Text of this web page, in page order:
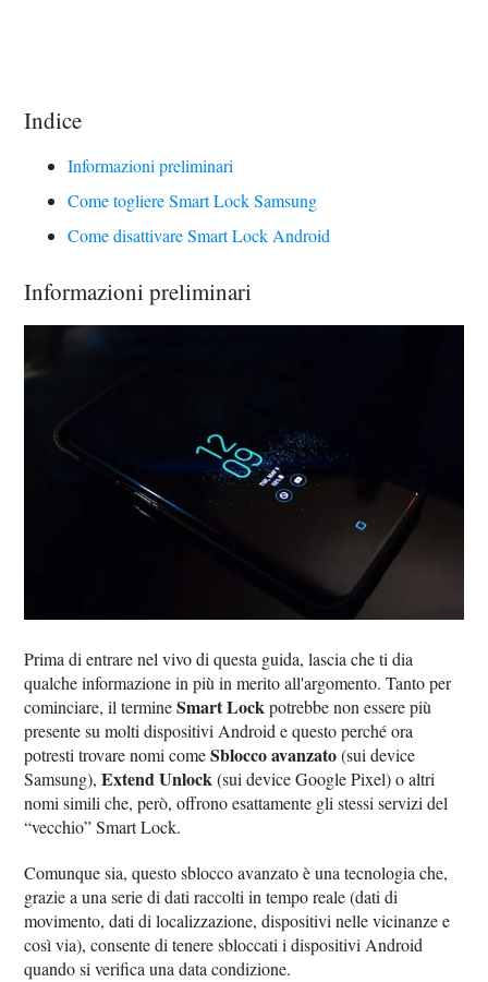
Indice
Informazioni preliminari
Come togliere Smart Lock Samsung
Come disattivare Smart Lock Android
Informazioni preliminari
Prima di entrare nel vivo di questa guida, lascia che ti dia
qualche informazione in più in merito all'argomento. Tanto per
cominciare, il termineSmart Lockpotrebbe non essere più
presente su molti dispositivi Android e questo perché ora
potresti trovare nomi comeSblocco avanzato(sui device
Samsung),Extend Unlock(sui device Google Pixel) o altri
nomi simili che, però, offrono esattamente gli stessi servizi del
“vecchio” Smart Lock.
Comunque sia, questo sblocco avanzato è una tecnologia che,
grazie a una serie di dati raccolti in tempo reale (dati di
movimento, dati di localizzazione, dispositivi nelle vicinanze e
così via), consente di tenere sbloccati i dispositivi Android
quando si verifica una data condizione.